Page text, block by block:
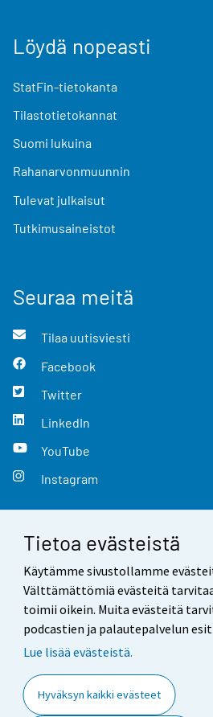
Tietoa evästeistä
Käytämme sivustollamme
Välttämättömiä evästeitä
toimii oikein. Muita evästeitä
podcastien ja palautepalvelun
Lue lisää evästeistä.
Hyväksyn kaikki evästeet
Löydä nopeasti
StatFin-tietokanta
Tilastotietokannat
Suomi lukuina
Rahanarvonmuunnin
Tulevat julkaisut
Tutkimusaineistot
Seuraa meitä
Tilaa uutisviesti
Facebook
Twitter
LinkedIn
YouTube
Instagram
Yhteystiedot
Palaute
Käyttöehdot
Saavutettavuus
Tietoa sivustosta